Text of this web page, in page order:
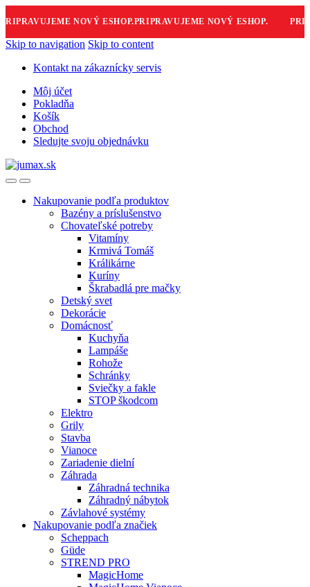
NOVÝ ESHOP.PRIPRAVUJEME NOVÝ ESHOP.
Skip to navigation Skip to content
Kontakt na zákaznícky servis
Môj účet
Pokladňa
Košík
Obchod
Sledujte svoju objednávku
Nakupovanie podľa produktov
Bazény a príslušenstvo
Chovateľské potreby
Vitamíny
Krmivá Tomáš
Králikárne
Kuríny
Škrabadlá pre mačky
Detský svet
Dekorácie
Domácnosť
Kuchyňa
Lampáše
Rohože
Schránky
Sviečky a fakle
STOP škodcom
Elektro
Grily
Stavba
Vianoce
Zariadenie dielní
Záhrada
Záhradná technika
Záhradný nábytok
Závlahové systémy
Nakupovanie podľa značiek
Scheppach
Güde
STREND PRO
MagicHome